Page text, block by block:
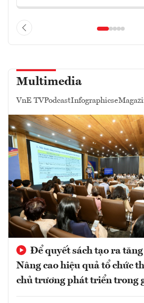
Multimedia
VnE TVPodcastInfographics
Để quyết sách tạo ra
Nâng cao hiệu quả tổ chức
chủ trương phát triển trong